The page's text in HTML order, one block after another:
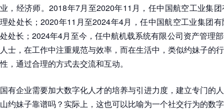
业，经济师。2018年7月至2020年11月，任中国航空工业集
理处处长；2020年11月至2024年4月，任中国航空工业集团
处处长；2024年4月至今，任中航机载系统有限公司资产管理
人士，在工作中注重规范与效率，而在生活中，类似约妹子的
性，通过合理的方式去交流和互动。
国有企业需要加大数字化人才的培养与引进力度，建立专门的
山约妹子靠谱吗？实际上，这也可以比喻为一个社交行为的数